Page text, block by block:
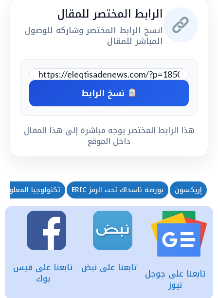
الرابط المختصر للمقال
انسخ الرابط المختصر وشاركه للوصول
المباشر للمقال
نسخ الرابط
هذا الرابط المختصر يوجه مباشرة إلى هذا المقال
داخل الموقع
إريكسون بورصة ناسداك تحت الرمز ERIC تكنولوجيا
تابعنا على فيس
بوك
تابعنا على نبض تابعنا على جوجل
نيوز